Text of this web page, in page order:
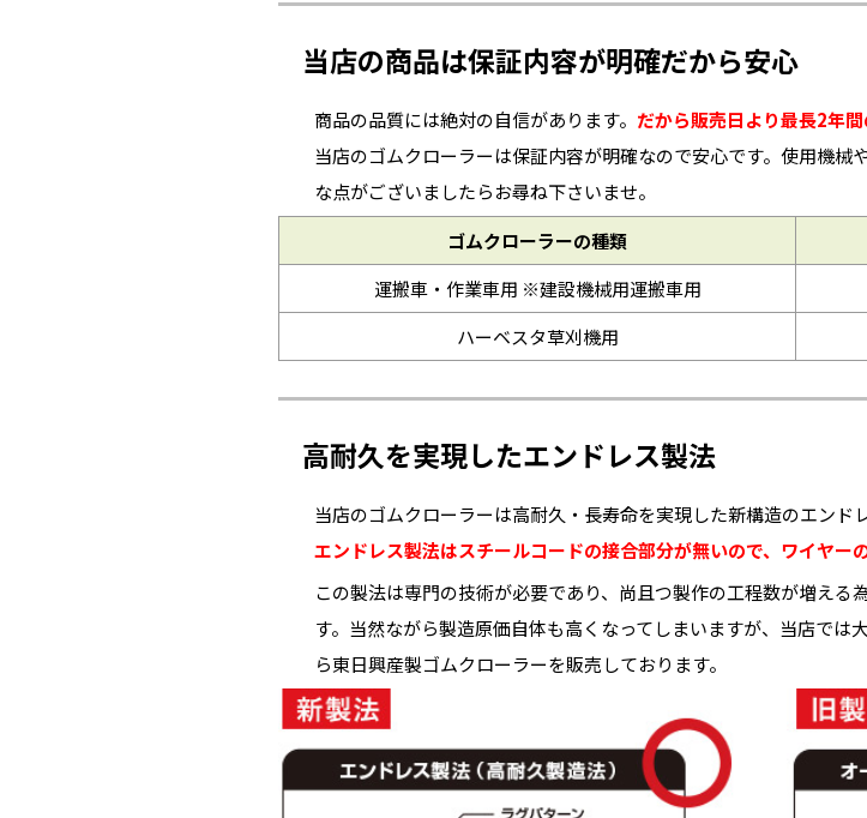
当店の商品は保証内容が明確だから安心
商品の品質には絶対の自信があります。 だから販売日より最長2年間
当店のゴムクローラーは保証内容が明確なので安心です。使用機
な点がございましたらお尋ね下さいませ。
ゴムクローラーの種類
運搬車・作業車用 ※建設機械用運搬車用
ハーベスタ草刈機用
高耐久を実現したエンドレス製法
当店のゴムクローラーは高耐久・長寿命を実現した新構造のエンド
エンドレス製法はスチールコードの接合部分が無いので、ワイヤー
この製法は専門の技術が必要であり、尚且つ製作の工程数が増え
す。当然ながら製造原価自体も高くなってしまいますが、当店で
ら東日興産製ゴムクローラーを販売しております。